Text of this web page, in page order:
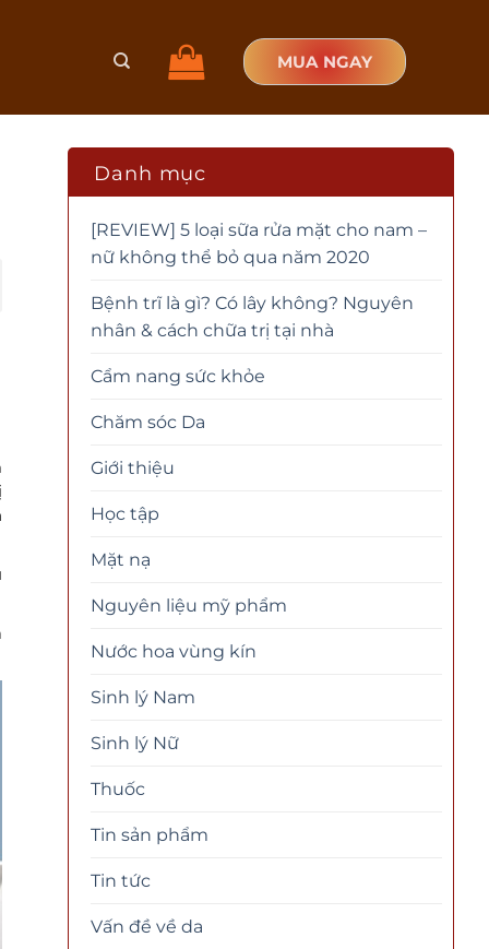
MUA NGAY
Danh mục
[REVIEW] 5 loại sữa rửa mặt cho nam –
nữ không thể bỏ qua năm 2020
Bệnh trĩ là gì? Có lây không? Nguyên
nhân & cách chữa trị tại nhà
Cẩm nang sức khỏe
Chăm sóc Da
Giới thiệu
Học tập
Mặt nạ
Nguyên liệu mỹ phẩm
Nước hoa vùng kín
Sinh lý Nam
Sinh lý Nữ
Thuốc
Tin sản phẩm
Tin tức
Vấn đề về da